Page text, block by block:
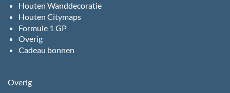
Houten Wanddecoratie
Houten Citymaps
Formule 1 GP
Overig
Cadeau bonnen
Overig